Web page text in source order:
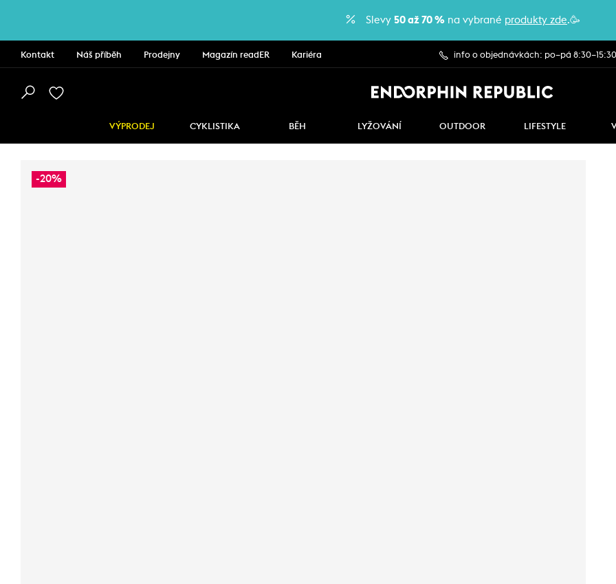
Slevy 50 až 70 % na vybrané produkty zde.🥳
Kontakt Náš příběh Prodejny Magazín readER Kariéra info o objednávkách: po–pá 8:30–15:30
VÝPRODEJ CYKLISTIKA BĚH LYŽOVÁNÍ OUTDOOR LIFESTYLE
-20%